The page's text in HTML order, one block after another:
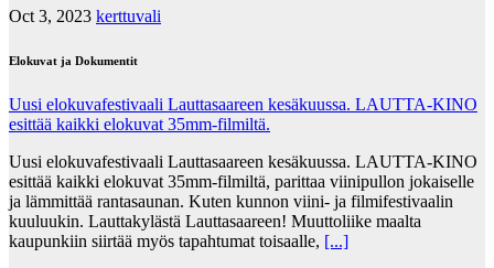
Oct 3, 2023 kerttuvali
Elokuvat ja Dokumentit
Uusi elokuvafestivaali Lauttasaareen kesäkuussa. LAUTTA-KINO
esittää kaikki elokuvat 35mm-filmiltä.
Uusi elokuvafestivaali Lauttasaareen kesäkuussa. LAUTTA-KINO
esittää kaikki elokuvat 35mm-filmiltä, parittaa viinipullon jokaiselle
ja lämmittää rantasaunan. Kuten kunnon viini- ja filmifestivaalin
kuuluukin. Lauttakylästä Lauttasaareen! Muuttoliike maalta
kaupunkiin siirtää myös tapahtumat toisaalle, [...]